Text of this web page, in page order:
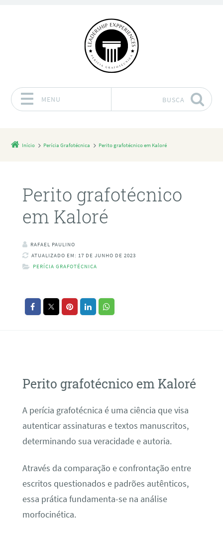
MENU BUSCA
Início Perícia Grafotécnica Perito grafotécnico em Kaloré
Perito grafotécnico
em Kaloré
RAFAEL PAULINO
ATUALIZADO EM: 17 DE JUNHO DE 2023
PERÍCIA GRAFOTÉCNICA
Perito grafotécnico em Kaloré
A perícia grafotécnica é uma ciência que visa
autenticar assinaturas e textos manuscritos,
determinando sua veracidade e autoria.
Através da comparação e confrontação entre
escritos questionados e padrões autênticos,
essa prática fundamenta-se na análise
morfocinética.